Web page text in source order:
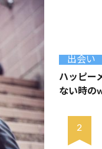
出会い
ハッピー
ない時の